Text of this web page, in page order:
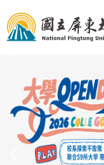
跳
到
主
區